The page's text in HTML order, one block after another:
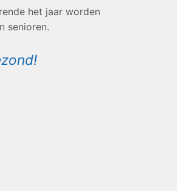
het jaar worden
senioren.